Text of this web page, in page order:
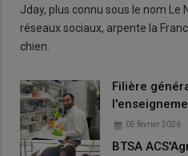
Jday, plus connu sous le nom Le
réseaux sociaux, arpente la
chien.
Filière
05 février 2026
BTSA